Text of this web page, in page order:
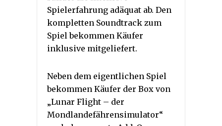
Spielerfahrung adäquat ab. Den
kompletten Soundtrack zum
Spiel bekommen Käufer
inklusive mitgeliefert.
Neben dem eigentlichen Spiel
bekommen Käufer der Box von
„Lunar Flight – der
Mondlandefährensimulator“